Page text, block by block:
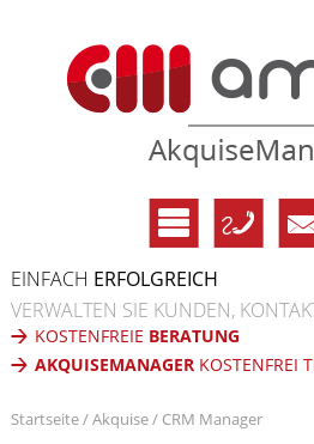
EINFACH ERFOLGREICH
VERWALTEN SIE KUNDEN,
KOSTENFREIE BERATUNG
AKQUISEMANAGERKOSTENFREI
Startseite Akquise CRM Manager